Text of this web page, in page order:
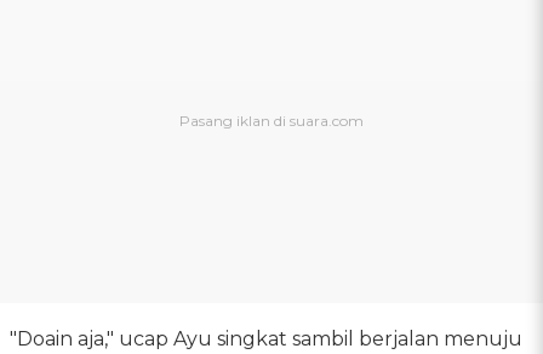
"Doain aja," ucap Ayu singkat sambil berjalan menuju